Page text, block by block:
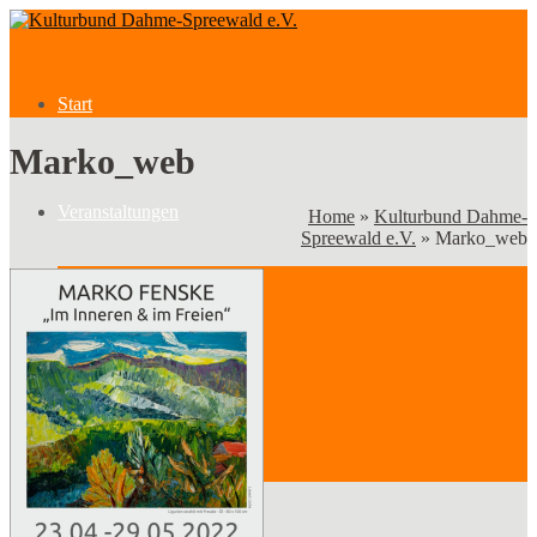
Start
Veranstaltungen
Veranstaltungen
Kategorien
Marko_web
Home » Kulturbund Dahme-
Spreewald e.V. » Marko_web